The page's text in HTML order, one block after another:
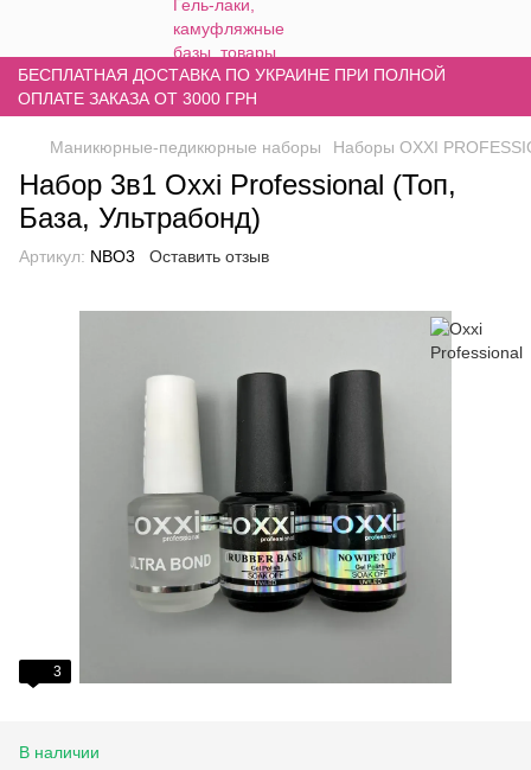
БЕСПЛАТНАЯ ДОСТАВКА ПО УКРАИНЕ ПРИ ПОЛНОЙ
ОПЛАТЕ ЗАКАЗА ОТ 3000 ГРН
Маникюрные-педикюрные наборы Наборы OXXI
Набор 3в1 Oxxi Professional (Топ,
База, Ультрабонд)
Артикул: NBO3 Оставить отзыв
3
В наличии